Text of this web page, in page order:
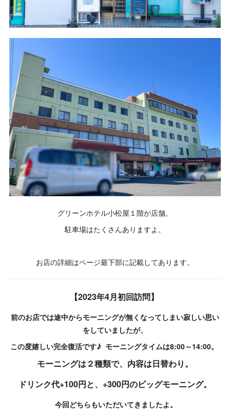
グリーンホテル小松屋１階が店舗。
駐車場はたくさんありますよ。
お店の詳細はページ最下部に記載してあります。
【2023年4月初回訪問】
前のお店では途中からモーニングが無くなってしまい寂しい思い
をしていましたが、
この度嬉しい完全復活です♪ モーニングタイムは8:00～14:00。
モーニングは２種類で、内容は日替わり。
ドリンク代+100円と、+300円のビッグモーニング。
今回どちらもいただいてきましたよ。